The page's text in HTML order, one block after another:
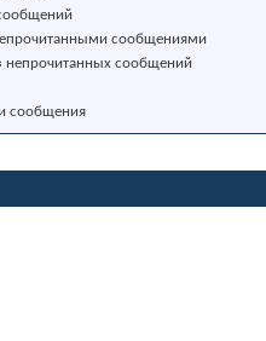
сообщениями
непрочитанных сообщений
сообщения